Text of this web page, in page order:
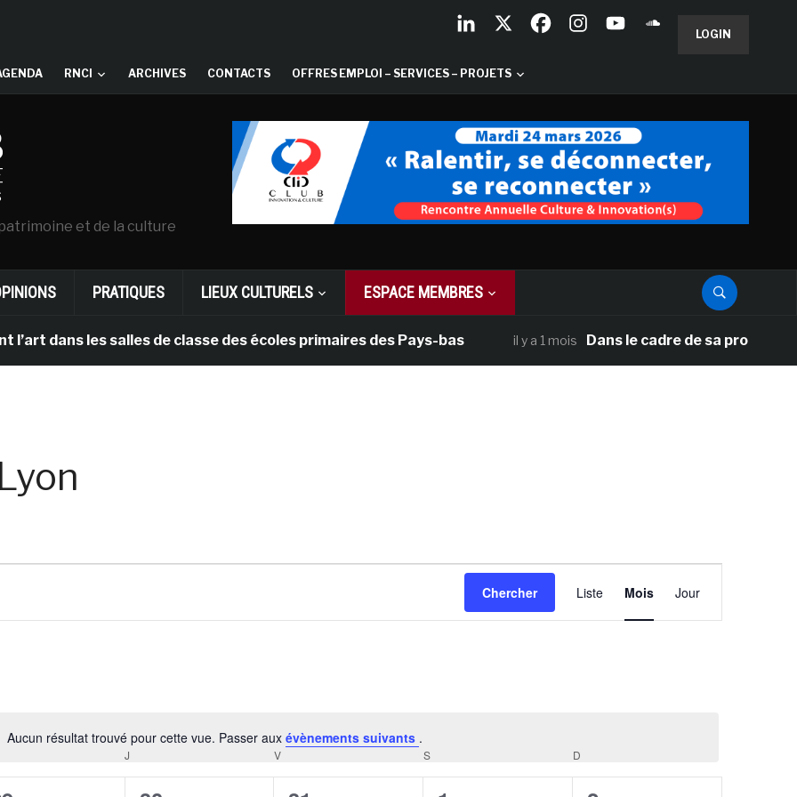
LOGIN
RNCI ARCHIVES CONTACTS OFFRES EMPLOI – SERVICES – PROJETS
et de la culture
PRATIQUES LIEUX CULTURELS ESPACE MEMBRES
dans les salles de classe des écoles primaires des Pays-bas il y a 1 mois Dans le cadre de sa
Notice
Aucun résultat trouvé pour cette vue. Passer aux évènements suivants .
Chercher
de
vues
Liste Mois Jour
J V S D